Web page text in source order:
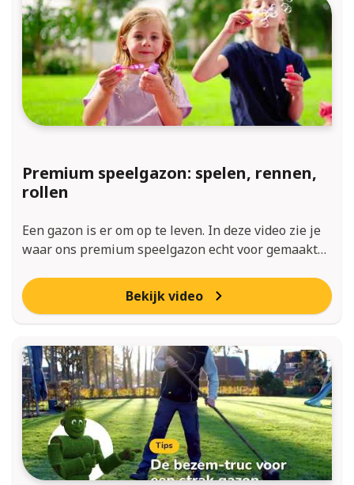
Premium speelgazon: spelen, rennen,
rollen
Een gazon is er om op te leven. In deze video zie je
waar ons premium speelgazon echt voor gemaakt…
Bekijk video